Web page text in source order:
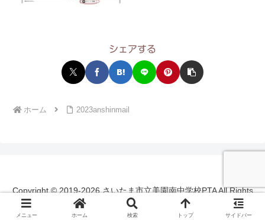
シェアする
ホーム 2023anshinmail
Copyright © 2019-2026 さいたま市立美園南中学校PTA All Rights
Reserved.
メニュー ホーム 検索 トップ サイドバー